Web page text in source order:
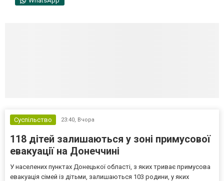
Суспільство 23:40, Вчора
118 дітей залишаються у зоні примусової
евакуації на Донеччині
У населених пунктах Донецької області, з яких триває примусова
евакуація сімей із дітьми, залишаються 103 родини, у яких